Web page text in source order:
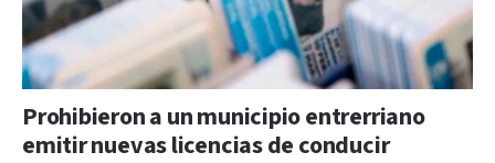
Prohibieron a un municipio entrerriano
emitir nuevas licencias de conducir